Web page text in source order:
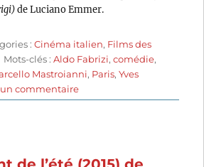
de Luciano Emmer.
:Cinéma italien, Films des
Étiquettes
Mots-clés :Aldo Fabrizi,comédie,
Mastroianni, Paris,Yves
un commentairesur
Paris
(1951)